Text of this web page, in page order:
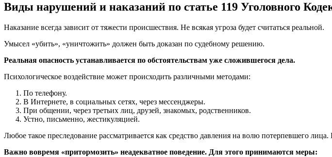
Виды нарушений и наказаний по статье 119 Уголовного
Наказание всегда зависит от тяжести происшествия. Не всякая угроза будет считаться реальной.
Умысел «убить», «уничтожить» должен быть доказан по судебному решению.
Реальная опасность устанавливается по обстоятельствам уже сложившегося дела.
Психологическое воздействие может происходить различными методами:
По телефону.
В Интернете, в социальных сетях, через мессенджеры.
При общении, через третьих лиц, друзей, знакомых, родственников.
Устно, письменно, жестикуляцией.
Любое такое преследование рассматривается как средство давления на волю потерпевшего
Важно вовремя «притормозить» неадекватное поведение. Для этого принимаются меры: